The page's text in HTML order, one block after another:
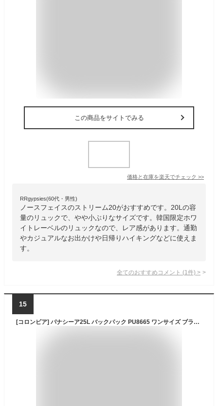
この商品をサイトでみる
価格と在庫を楽天でチェック >>
RRgypsies(60代・男性)
ノースフェイスのストリーム20がおすすめです。20Lの容
量のリュックで、やや小ぶりなサイズです。韓国限定ホワ
イトレーベルのリュックなので、レア感があります。通勤
やカジュアルなお出かけや日帰りハイキングなどに使えま
す。
全てのおすすめコメント (1 件) >
15
[コロンビア] パナシーア25L バックパック PU8665 ワンサイズ ブラック